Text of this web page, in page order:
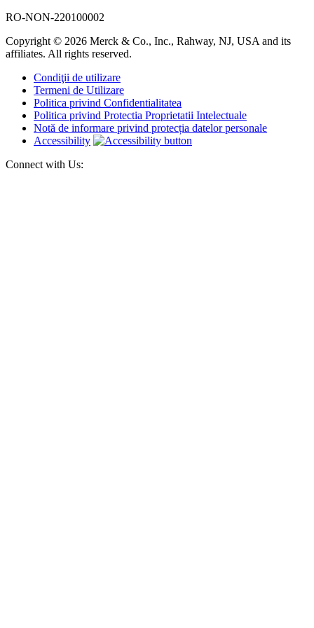
RO-NON-220100002
Copyright © 2026 Merck & Co., Inc., Rahway, NJ, USA and its
affiliates. All rights reserved.
Condiţii de utilizare
Termeni de Utilizare
Politica privind Confidentialitatea
Politica privind Protectia Proprietatii Intelectuale
Notă de informare privind protecția datelor personale
Accessibility
Connect with Us: